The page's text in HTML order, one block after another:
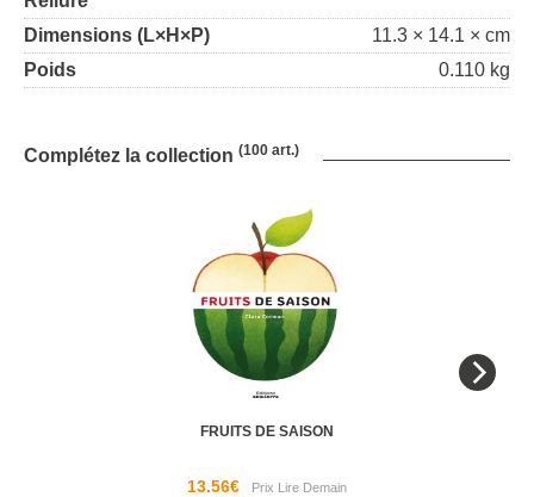
Dimensions (L×H×P)
11.3 × 14.1 × cm
Poids
0.110 kg
Complétez la collection (100 art.)
FRUITS DE SAISON
13.56€